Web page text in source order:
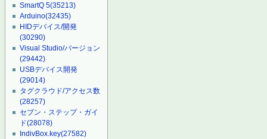
SmartQ 5(35213)
Arduino(32435)
HIDデバイス/開発
(30290)
Visual Studio/バージョン
(29442)
USBデバイス開発
(29014)
タグクラウド/アクセス数
(28257)
セブン・ステップ・ガイ
ド(28078)
IndivBox.key(27582)